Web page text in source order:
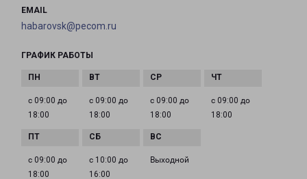
EMAIL
habarovsk@pecom.ru
ГРАФИК РАБОТЫ
с 09:00 до
18:00
с 09:00 до
18:00
с 09:00 до
18:00
с 09:00 до
18:00
с 09:00 до
18:00
с 10:00 до
16:00
Выходной